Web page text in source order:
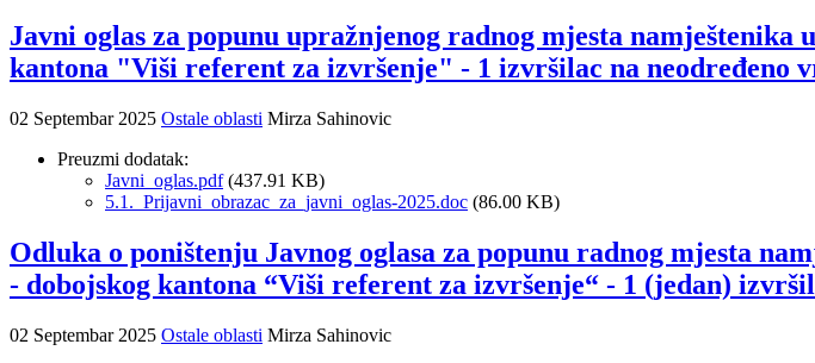
Javni oglas za popunu upražnjenog radnog mjesta
kantona "Viši referent za izvršenje" - 1 izvršilac na neodređeno
02 Septembar 2025 Ostale oblasti Mirza Sahinovic
Preuzmi dodatak:
Javni_oglas.pdf(437.91 KB)
5.1._Prijavni_obrazac_za_javni_oglas-2025.doc (86.00 KB)
Odluka o poništenju Javnog oglasa za popunu radnog mjesta
- dobojskog kantona “Viši referent za izvršenje“ - 1 (jedan)
02 Septembar 2025 Ostale oblasti Mirza Sahinovic